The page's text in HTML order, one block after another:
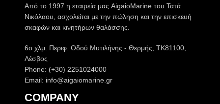
Από το 1997 η εταιρεία μας AigaioMarine του Τατά
Νικόλαου, ασχολείται με την πώληση και την επισκευή
σκαφών και κινητήρων θαλάσσης.
6o χλμ. Περιφ. Οδού Μυτιλήνης - Θερμής, ΤΚ81100,
Λέσβος
Phone: (+30) 2251024000
Email: info@aigaiomarine.gr
COMPANY